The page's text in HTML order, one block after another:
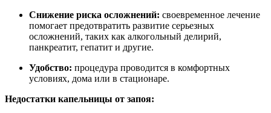
Снижение риска осложнений: своевременное лечение
помогает предотвратить развитие серьезных
осложнений, таких как алкогольный делирий,
панкреатит, гепатит и другие.
Удобство: процедура проводится в комфортных
условиях, дома или в стационаре.
Недостатки капельницы от запоя: